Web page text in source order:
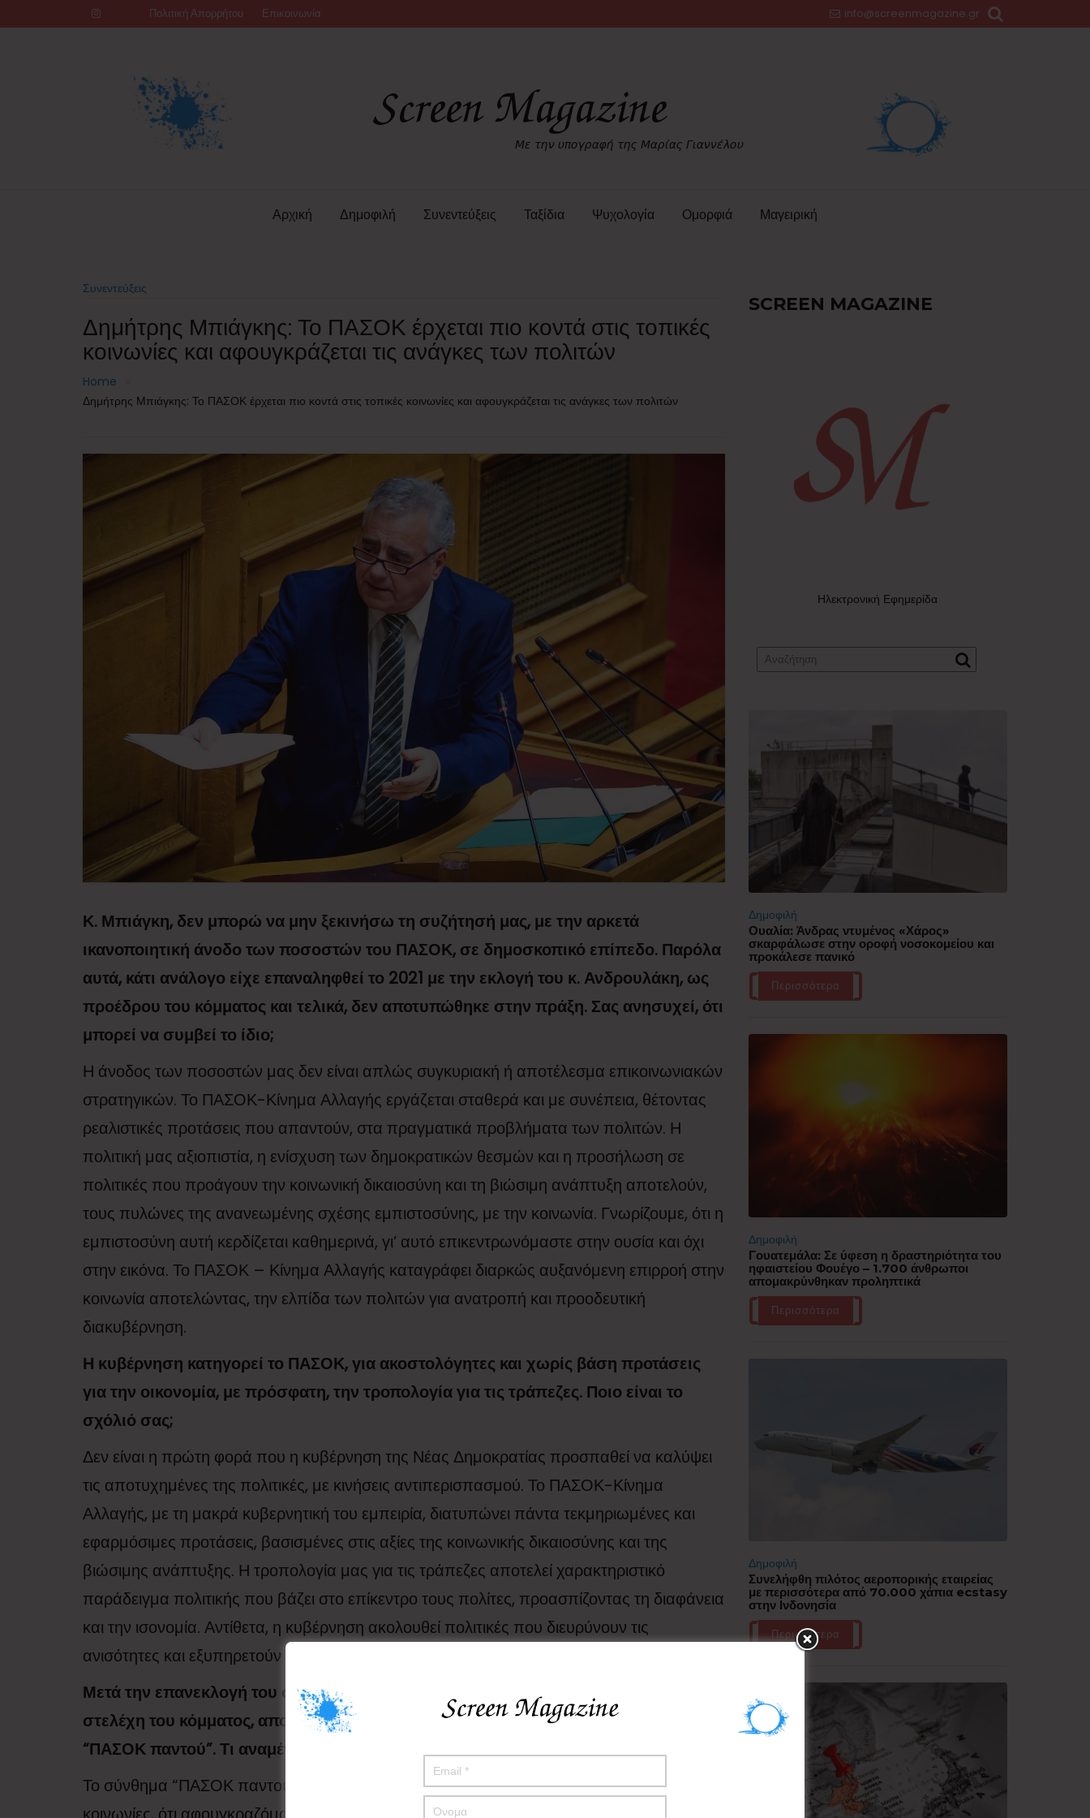
to
Πολιτική Απορρήτου Επικοινωνία info@screenmagazine.gr
Αρχική Δημοφιλή Συνεντεύξεις Ταξίδια Ψυχολογία Ομορφιά Μαγειρική
Συνεντεύξεις
Δημήτρης Μπιάγκης: Το ΠΑΣΟΚ έρχεται πιο κοντά στις τοπικές
κοινωνίες και αφουγκράζεται τις ανάγκες των πολιτών
Home
Δημήτρης Μπιάγκης: Το ΠΑΣΟΚ έρχεται πιο κοντά στις τοπικές κοινωνίες και αφουγκράζεται τις ανάγκες των πολιτών
Κ. Μπιάγκη, δεν μπορώ να μην ξεκινήσω τη συζήτησή μας, με την αρκετά
ικανοποιητική άνοδο των ποσοστών του ΠΑΣΟΚ, σε δημοσκοπικό επίπεδο. Παρόλα
αυτά, κάτι ανάλογο είχε επαναληφθεί το 2021 με την εκλογή του κ. Ανδρουλάκη, ως
προέδρου του κόμματος και τελικά, δεν αποτυπώθηκε στην πράξη. Σας ανησυχεί, ότι
μπορεί να συμβεί το ίδιο;
Η άνοδος των ποσοστών μας δεν είναι απλώς συγκυριακή ή αποτέλεσμα επικοινωνιακών
στρατηγικών. Το ΠΑΣΟΚ-Κίνημα Αλλαγής εργάζεται σταθερά και με συνέπεια, θέτοντας
ρεαλιστικές προτάσεις που απαντούν, στα πραγματικά προβλήματα των πολιτών. Η
πολιτική μας αξιοπιστία, η ενίσχυση των δημοκρατικών θεσμών και η προσήλωση σε
πολιτικές που προάγουν την κοινωνική δικαιοσύνη και τη βιώσιμη ανάπτυξη αποτελούν,
τους πυλώνες της ανανεωμένης σχέσης εμπιστοσύνης, με την κοινωνία. Γνωρίζουμε, ότι η
εμπιστοσύνη αυτή κερδίζεται καθημερινά, γι’ αυτό επικεντρωνόμαστε στην ουσία και όχι
στην εικόνα. Το ΠΑΣΟΚ – Κίνημα Αλλαγής καταγράφει διαρκώς αυξανόμενη επιρροή στην
κοινωνία αποτελώντας, την ελπίδα των πολιτών για ανατροπή και προοδευτική
διακυβέρνηση.
Η κυβέρνηση κατηγορεί το ΠΑΣΟΚ, για ακοστολόγητες και χωρίς βάση προτάσεις
για την οικονομία, με πρόσφατη, την τροπολογία για τις τράπεζες. Ποιο είναι το
σχόλιό σας;
Δεν είναι η πρώτη φορά που η κυβέρνηση της Νέας Δημοκρατίας προσπαθεί να καλύψει
τις αποτυχημένες της πολιτικές, με κινήσεις αντιπερισπασμού. Το ΠΑΣΟΚ-Κίνημα
Αλλαγής, με τη μακρά κυβερνητική του εμπειρία, διατυπώνει πάντα τεκμηριωμένες και
εφαρμόσιμες προτάσεις, βασισμένες στις αξίες της κοινωνικής δικαιοσύνης και της
βιώσιμης ανάπτυξης. Η τροπολογία μας για τις τράπεζες αποτελεί χαρακτηριστικό
παράδειγμα πολιτικής που βάζει στο επίκεντρο τους πολίτες, προασπίζοντας τη διαφάνεια
και την ισονομία. Αντίθετα, η κυβέρνηση ακολουθεί πολιτικές που διευρύνουν τις
ανισότητες και εξυπηρετούν λίγους, εις βάρος των πολλών​.
Μετά την επανεκλογή του ο κ. Ανδρουλάκης, “σήκωσε τα μανίκια” και μαζί με τα
στελέχη του κόμματος, αποφάσισαν να ξεκινήσουν μια δράση με το σύνθημα,
“ΠΑΣΟΚ παντού”. Τι αναμένεται το προσεχές διάστημα;
Το σύνθημα “ΠΑΣΟΚ παντού” αποτελεί δέσμευση ότι ερχόμαστε κοντά στις τοπικές
SCREEN MAGAZINE
Ηλεκτρονική Εφημερίδα
Δημοφιλή
Ουαλία: Άνδρας ντυμένος «Χάρος»
σκαρφάλωσε στην οροφή νοσοκομείου και
προκάλεσε πανικό
Περισσότερα
Δημοφιλή
Γουατεμάλα: Σε ύφεση η δραστηριότητα του
ηφαιστείου Φουέγο – 1.700 άνθρωποι
απομακρύνθηκαν προληπτικά
Περισσότερα
Δημοφιλή
Συνελήφθη πιλότος αεροπορικής εταιρείας
με περισσότερα από 70.000 χάπια ecstasy
στην Ινδονησία
Περισσότερα